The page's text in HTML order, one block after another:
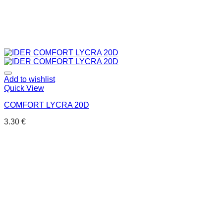
Add to wishlist
Quick View
COMFORT LYCRA 20D
3.30 €